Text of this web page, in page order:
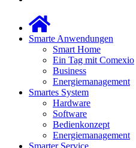
Smarte Anwendungen
Smart Home
Ein Tag mit Comexio
Business
Energiemanagement
Smartes System
Hardware
Software
Bedienkonzept
Energiemanagement
Smarter Service